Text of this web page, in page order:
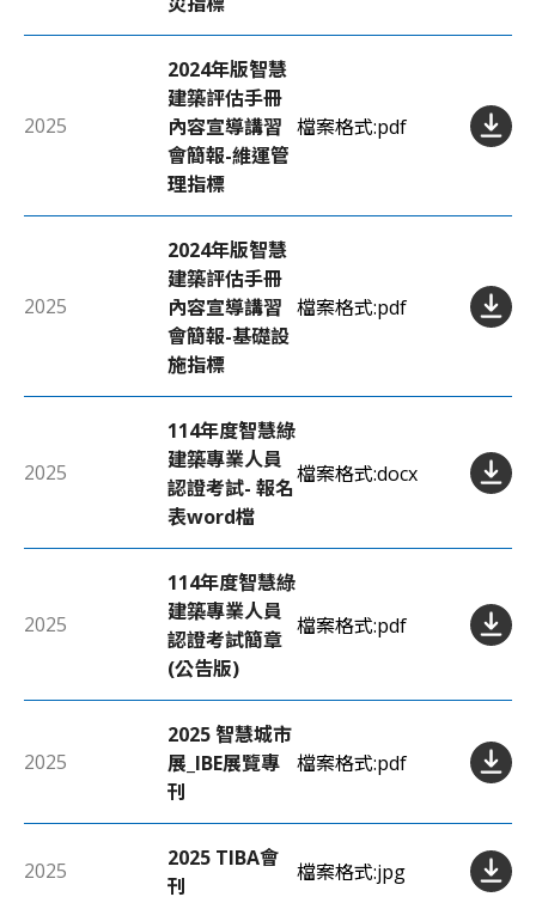
2025
2024年版智慧
建築評估手冊
內容宣導講習
會簡報-維運管
理指標
檔案格式:pdf
2025
2024年版智慧
建築評估手冊
內容宣導講習
會簡報-基礎設
施指標
檔案格式:pdf
2025
114年度智慧綠
建築專業人員
認證考試- 報名
表word檔
檔案格式:docx
2025
114年度智慧綠
建築專業人員
認證考試簡章
(公告版)
檔案格式:pdf
2025
2025 智慧城市
展_IBE展覽專
刊
檔案格式:pdf
2025
2025 TIBA會
刊
檔案格式:jpg